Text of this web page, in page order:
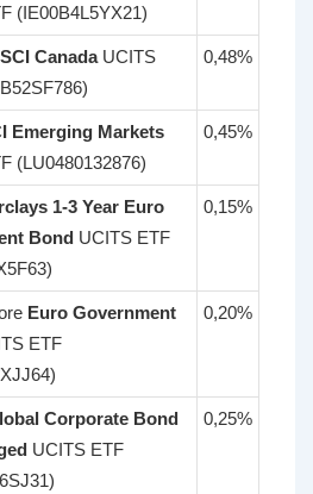
(IE00B4L5YX21)
CanadaUCITS
0,48%
Emerging Markets
(LU0480132876)
0,45%
1-3 Year Euro
Bond UCITS ETF
0,15%
Euro Government
ETF
0,20%
Corporate Bond
UCITS ETF
0,25%